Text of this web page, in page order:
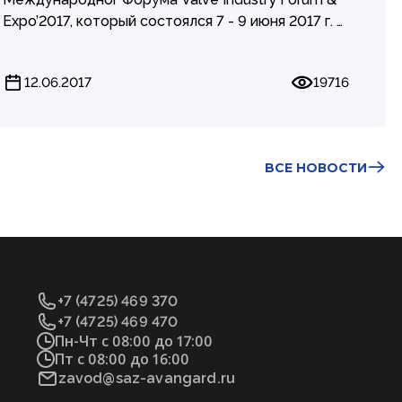
Expo’2017, который состоялся 7 - 9 июня 2017 г. в
местом встречи разработчиков, конструкторов,
отраслей, ЖКХ, энергетики, химических
производители приводных устройств,
автоматизации производства, инжиниринговые и
проектные организации), органов
стандартизации и разработчиков нормативно-
технических документов.
12.06.2017 19716
BСЕ НОВОСТИ
+7 (4725) 469 370
+7 (4725) 469 470
Пн-Чт с 08:00 до 17:00
Пт с 08:00 до 16:00
zavod@saz-avangard.ru